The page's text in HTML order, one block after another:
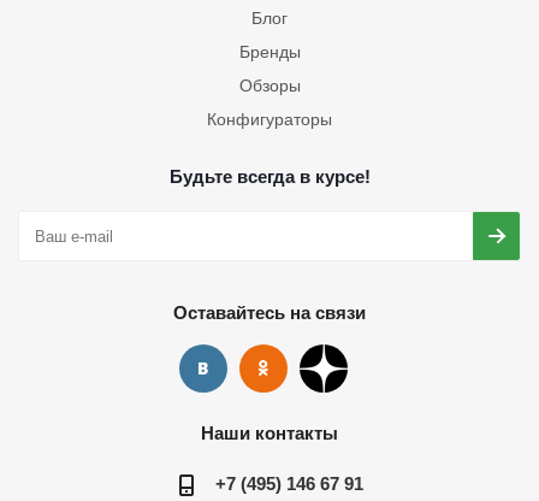
Блог
Бренды
Обзоры
Конфигураторы
Будьте всегда в курсе!
Оставайтесь на связи
Наши контакты
+7 (495) 146 67 91